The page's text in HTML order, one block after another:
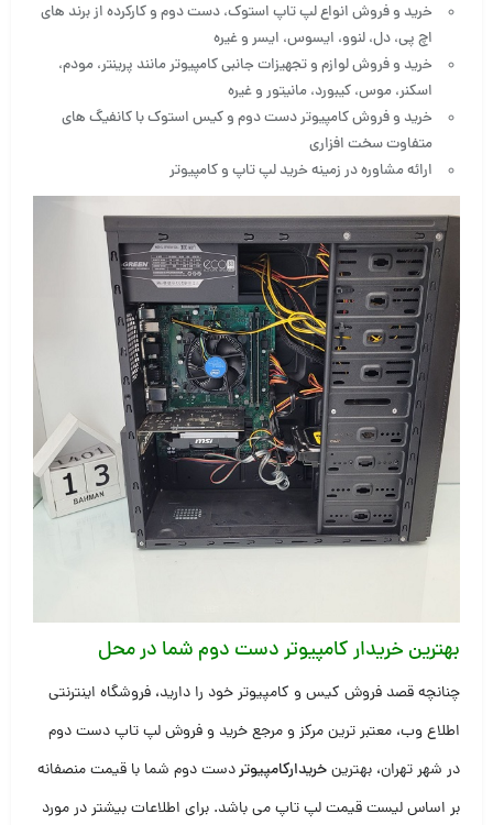
خرید و فروش انواع لپ تاپ استوک، دست دوم و کارکرده از برند های
اچ پی، دل، لنوو، ایسوس، ایسر و غیره
خرید و فروش لوازم و تجهیزات جانبی کامپیوتر مانند پرینتر، مودم،
اسکنر، موس، کیبورد، مانیتور و غیره
خرید و فروش کامپیوتر دست دوم و کیس استوک با کانفیگ های
متفاوت سخت افزاری
ارائه مشاوره در زمینه خرید لپ تاپ و کامپیوتر
بهترین خریدار کامپیوتر دست دوم شما در محل
چنانچه قصد فروش کیس و کامپیوتر خود را دارید، فروشگاه اینترنتی
اطلاع وب، معتبر ترین مرکز و مرجع خرید و فروش لپ تاپ دست دوم
در شهر تهران، بهترینخریدارکامپیوتردست دوم شما با قیمت منصفانه
بر اساس لیست قیمت لپ تاپ می باشد. برای اطلاعات بیشتر در مورد